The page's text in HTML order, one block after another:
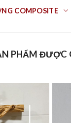
COMPOSITE
PHẨM ĐƯỢC